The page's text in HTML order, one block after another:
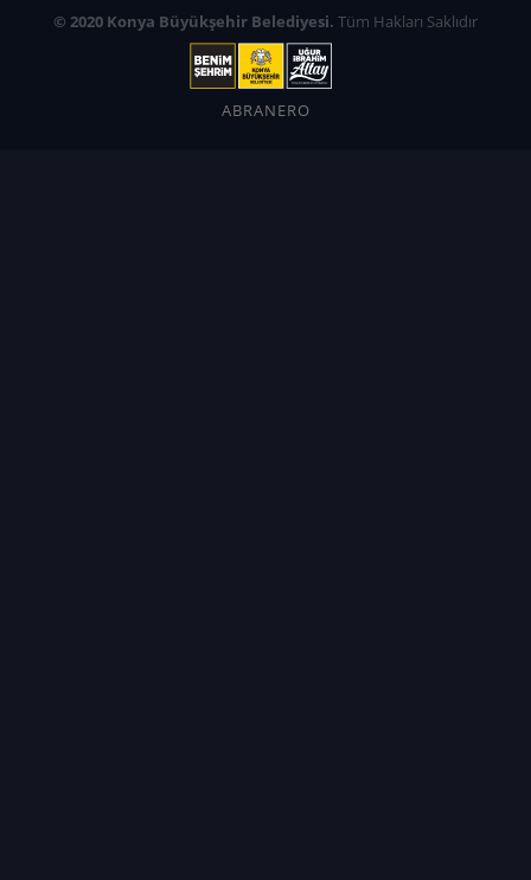
© 2020 Konya Büyükşehir Belediyesi. Tüm Hakları Saklıdır
ABRANERO